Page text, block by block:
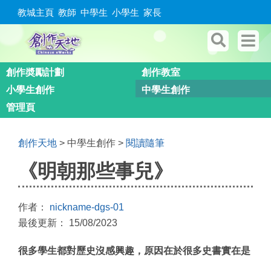
教城主頁 教師 中學生 小學生 家長
創作奬勵計劃
創作教室
小學生創作
中學生創作
管理頁
創作天地 > 中學生創作 > 閱讀隨筆
《明朝那些事兒》
作者： nickname-dgs-01
最後更新： 15/08/2023
很多學生都對歷史沒感興趣，原因在於很多史書實在是